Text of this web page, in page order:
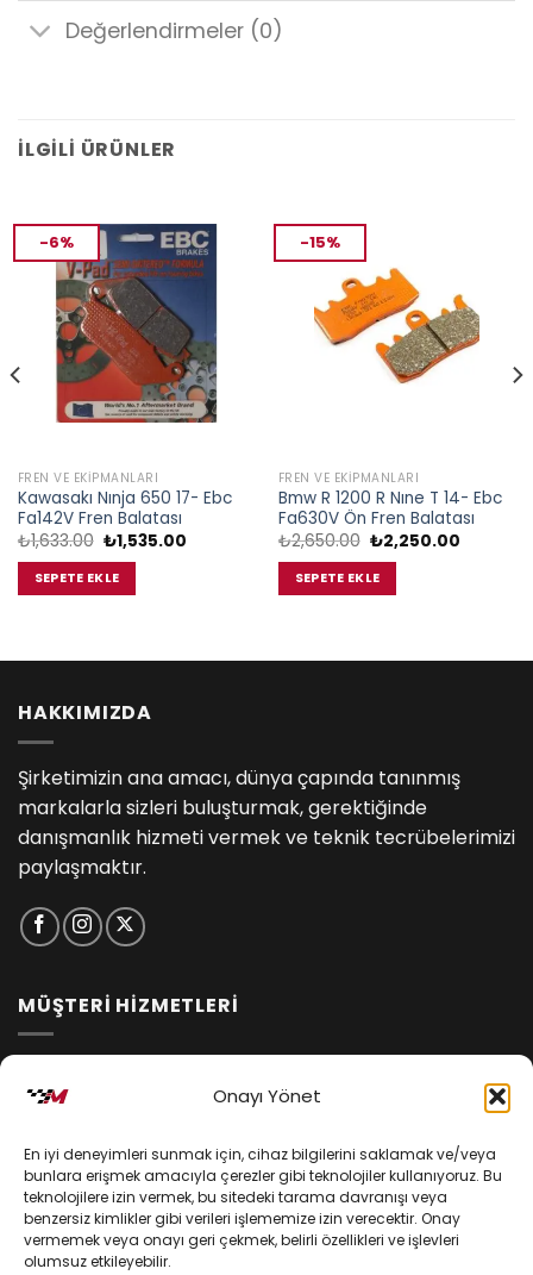
Onayı Yönet
En iyi deneyimleri sunmak için, cihaz bilgilerini saklamak ve/veya
bunlara erişmek amacıyla çerezler gibi teknolojiler kullanıyoruz. Bu
teknolojilere izin vermek, bu sitedeki tarama davranışı veya
benzersiz kimlikler gibi verileri işlememize izin verecektir. Onay
vermemek veya onayı geri çekmek, belirli özellikleri ve işlevleri
olumsuz etkileyebilir.
Değerlendirmeler (0)
İLGILI ÜRÜNLER
-6%
FREN VE EKIPMANLARI
Kawasakı Nınja 650 17- Ebc
Fa142V Fren Balatası
₺1,633.00 Orijinal
fiyat:
₺1,633.00.
₺1,535.00Şu
SEPETE EKLE
-15%
FREN VE EKIPMANLARI
Bmw R 1200 R Nıne T 14- Ebc
Fa630V Ön Fren Balatası
₺2,650.00 Orijinal
fiyat:
₺2,650.00.
₺2,250.00Şu
SEPETE EKLE
HAKKIMIZDA
Şirketimizin ana amacı, dünya çapında tanınmış
markalarla sizleri buluşturmak, gerektiğinde
danışmanlık hizmeti vermek ve teknik tecrübelerimizi
paylaşmaktır.
MÜŞTERİ HİZMETLERİ
Kişisel Verilerin Korunması
Mesafeli Satış Sözleşmesi